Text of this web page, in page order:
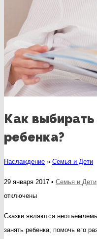
Как выбирать
ребенка?
Наслаждение » Семья и Дети
29 января 2017 • Семья и Дети
отключены
Сказки являются
занять ребенка, помочь его